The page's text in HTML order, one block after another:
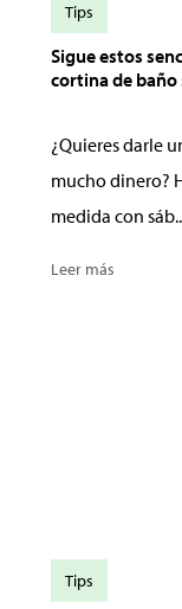
Sigue estos
cortina de baño
¿Quieres darle
mucho dinero?
medida con
Leer más
Tips
Tips